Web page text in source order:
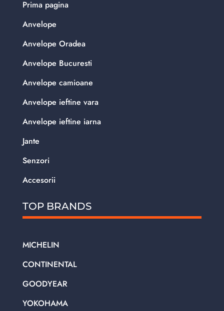
Prima pagina
Anvelope
Anvelope Oradea
Anvelope Bucuresti
Anvelope camioane
Anvelope ieftine vara
Anvelope ieftine iarna
Jante
Senzori
Accesorii
TOP BRANDS
MICHELIN
CONTINENTAL
GOODYEAR
YOKOHAMA